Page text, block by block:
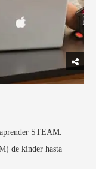
STEAM.
de kinder hasta